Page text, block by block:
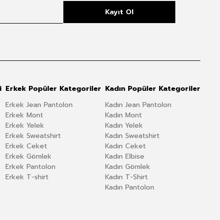
Kayıt Ol
Erkek Popüler Kategoriler
Erkek Jean Pantolon
Erkek Mont
Erkek Yelek
Erkek Sweatshirt
Erkek Ceket
Erkek Gömlek
Erkek Pantolon
Erkek T-shirt
Kadın Popüler Kategoriler
Kadın Jean Pantolon
Kadın Mont
Kadın Yelek
Kadın Sweatshirt
Kadın Ceket
Kadın Elbise
Kadın Gömlek
Kadın T-Shirt
Kadın Pantolon